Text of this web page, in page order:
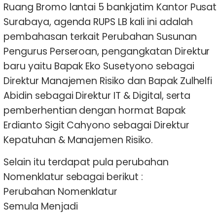
Ruang Bromo lantai 5 bankjatim Kantor Pusat
Surabaya, agenda RUPS LB kali ini adalah
pembahasan terkait Perubahan Susunan
Pengurus Perseroan, pengangkatan Direktur
baru yaitu Bapak Eko Susetyono sebagai
Direktur Manajemen Risiko dan Bapak Zulhelfi
Abidin sebagai Direktur IT & Digital, serta
pemberhentian dengan hormat Bapak
Erdianto Sigit Cahyono sebagai Direktur
Kepatuhan & Manajemen Risiko.
Selain itu terdapat pula perubahan
Nomenklatur sebagai berikut :
Perubahan Nomenklatur
Semula Menjadi